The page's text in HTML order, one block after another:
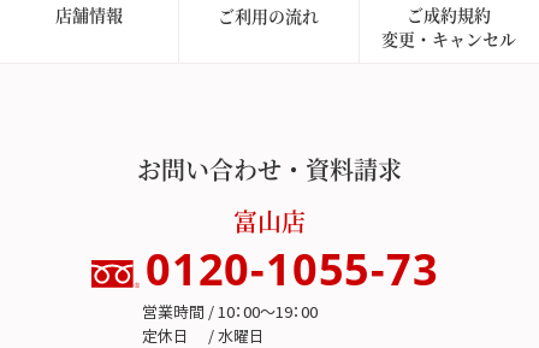
店舗情報 ご利用の流れ
ご成約規約
変更・キャンセル
お問い合わせ・資料請求
富山店
0120-1055-73
営業時間 / 10：00～19：00
定休日 / 水曜日